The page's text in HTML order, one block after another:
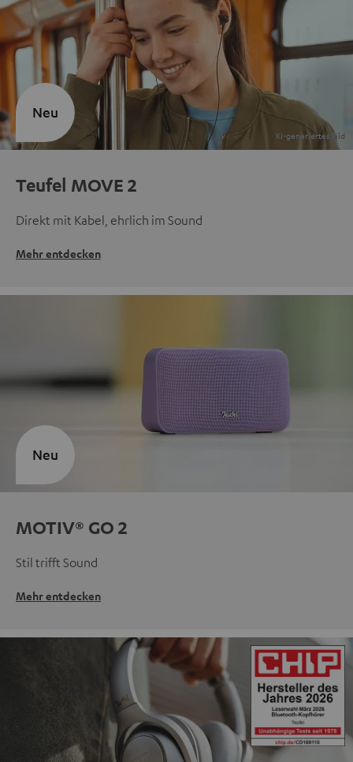
Teufel MOVE 2
Direkt mit Kabel, ehrlich im Sound
Mehr entdecken
Neu
MOTIV® GO 2
Stil trifft Sound
Mehr entdecken
Neu